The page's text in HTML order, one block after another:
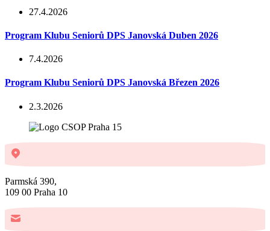
27.4.2026
Program Klubu Seniorů DPS Janovská Duben 2026
7.4.2026
Program Klubu Seniorů DPS Janovská Březen 2026
2.3.2026
Parmská 390,
109 00 Praha 10